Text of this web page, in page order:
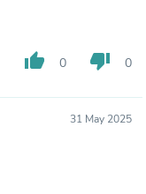
thumb_up 0 thumb_down 0
31 May 2025